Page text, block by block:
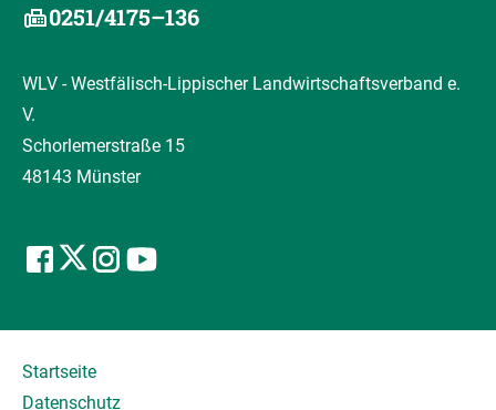
0251/4175–136
WLV - Westfälisch-Lippischer Landwirtschaftsverband e.
V.
Schorlemerstraße 15
48143 Münster
Startseite
Datenschutz